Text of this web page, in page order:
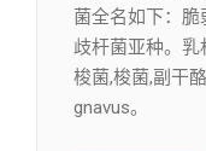
菌全名如下：
歧杆菌亚种。乳
梭菌,梭菌,副干
gnavus。